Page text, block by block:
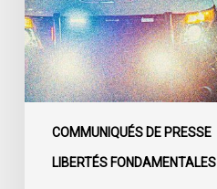
COMMUNIQUÉS DE PRESSE
LIBERTÉS FONDAMENTALES
la
création
d’une
commission
publique